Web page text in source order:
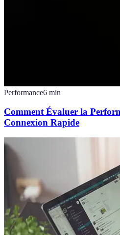
Performance6 min
Comment Évaluer la
Connexion Rapide